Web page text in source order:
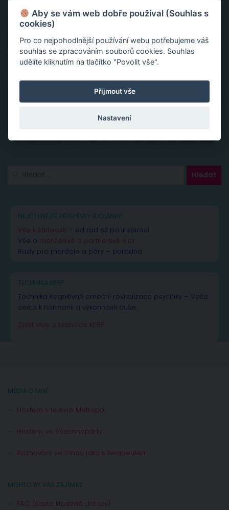
NEJČTENĚJŠÍ PŘÍSPĚVKY A ČLÁNKY
Vše k žárlivosti – od rad až po inspiraci
Vše o manželské a partnerské krizi
Rady pro manžele a páry – poradna
TECHNIKA KERP
Technika Kognitivně emoční revitalizace psychiky – Vaše
cesta k harmonii a výkonnosti duše.
Zjistit více o technice KERP
MÉDIA O MNĚ
Hostem v televizi Metropol
Hostem ve Všechnopárty
Rozhovory se mnou jako s terapeutem
MOHLO BY VÁS ZAJÍMAT
FAQ (často kladené dotazy)
Aby se vám web dobře používal (Souhlas s
cookies)
Pro co nejpohodlnější používání webu potřebujeme váš
souhlas se zpracováním souborů cookies. Souhlas
udělíte kliknutím na tlačítko "Povolit vše".
Přijmout vše
Nastavení